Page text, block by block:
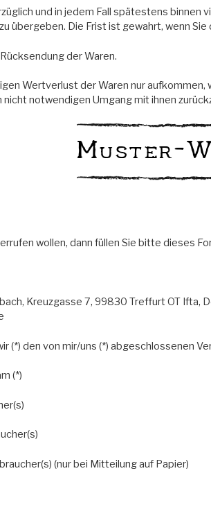
und in jedem Fall spätestens
übergeben. Die Frist ist gewahrt, wenn
der Waren.
Wertverlust der Waren nur
notwendigen Umgang mit ihnen
Muster-
wollen, dann füllen Sie bitte dieses
Kreuzgasse 7, 99830 Treffurt OT
(*) den von mir/uns (*) abgeschlossenen
(*)
(nur bei Mitteilung auf Papier)